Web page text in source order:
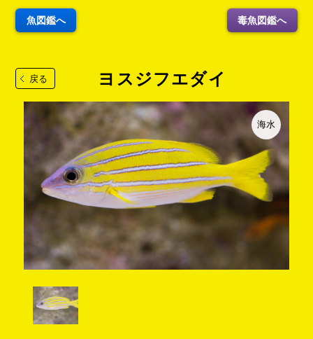
魚図鑑へ 毒魚図鑑へ
戻る ヨスジフエダイ
海水